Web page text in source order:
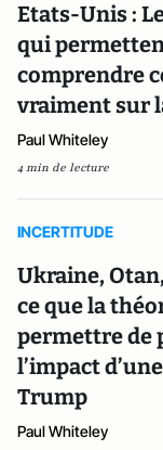
Etats-Unis :
qui
comprendre
vraiment sur
Paul Whiteley
4 min de lecture
INCERTITUDE
Ukraine,
ce que la
permettre de
l’impact
Trump
Paul Whiteley